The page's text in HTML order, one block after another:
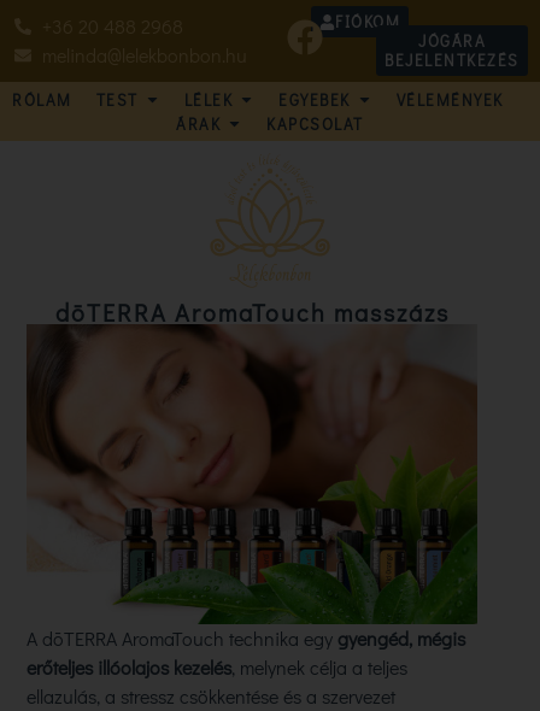
FIÓKOM
JÓGÁRA
BEJELENTKEZÉS
RÓLAM
TEST LÉLEK EGYEBEK
VÉLEMÉNYEK
ÁRAK
KAPCSOLAT
dōTERRA AromaTouch masszázs
A dōTERRA AromaTouch technika egy gyengéd, mégis
erőteljes illóolajos kezelés, melynek célja a teljes
ellazulás, a stressz csökkentése és a szervezet